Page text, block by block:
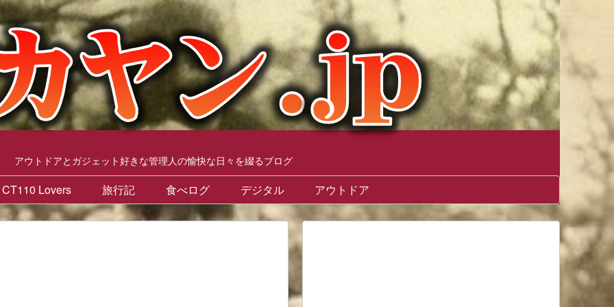
アウトドアとガジェット好きな管理人の愉快な日々を綴るブログ
CT110 Lovers 旅行記 食べログ デジタル アウトドア